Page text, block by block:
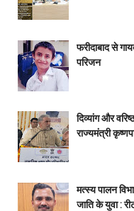
फरीदाबाद से
परिजन
दिव्यांग और
राज्यमंत्री
मत्स्य पालन
जाति के युवा :